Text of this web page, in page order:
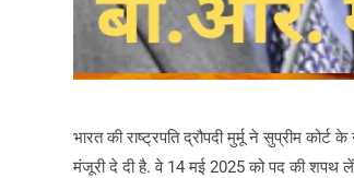
भारत की राष्ट्रपति द्रौपदी मुर्मू ने सुप्रीम
मंजूरी दे दी है. वे 14 मई 2025 को पद की शपथ